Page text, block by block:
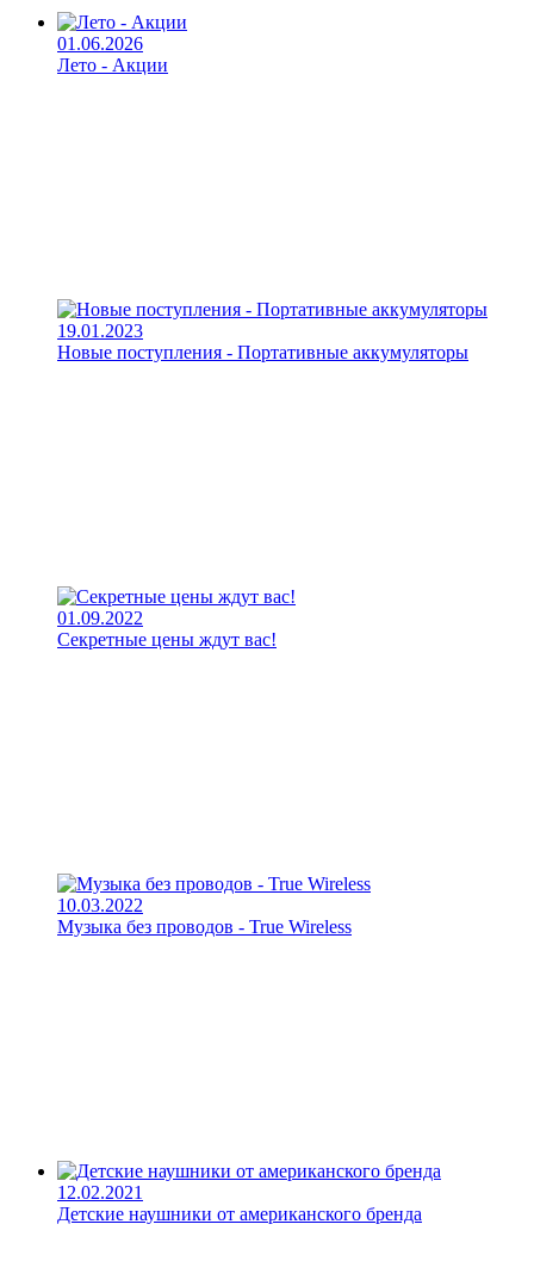
01.06.2026
Лето - Акции
19.01.2023
Новые поступления - Портативные аккумуляторы
01.09.2022
Секретные цены ждут вас!
10.03.2022
Музыка без проводов - True Wireless
12.02.2021
Детские наушники от американского бренда